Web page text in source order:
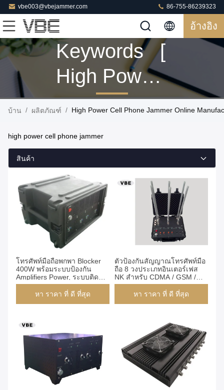
vbe003@vbejammer.com 86-755-86239323
อ้างอิง
Keywords [
High Power
Cell Phone
Match 114
ผลิตภัณฑ์
บ้าน / ผลิตภัณฑ์ / High Power Cell Phone Jammer Online
high power cell phone jammer
สินค้า
โทรศัพท์มือถือพกพา Blocker
400W พร้อมระบบป้องกัน
Amplifiers Power, ระบบติดขัด
พกพากำลังสูง, Portable
Jammerหา ราคา ที่ ดี ที่สุด
ตัวป้องกันสัญญาณโทรศัพท์มือ
ถือ 8 วงประเภทอินเตอร์เฟส
NK สำหรับ CDMA / GSM /
DCS
หา ราคา ที่ ดี ที่สุด